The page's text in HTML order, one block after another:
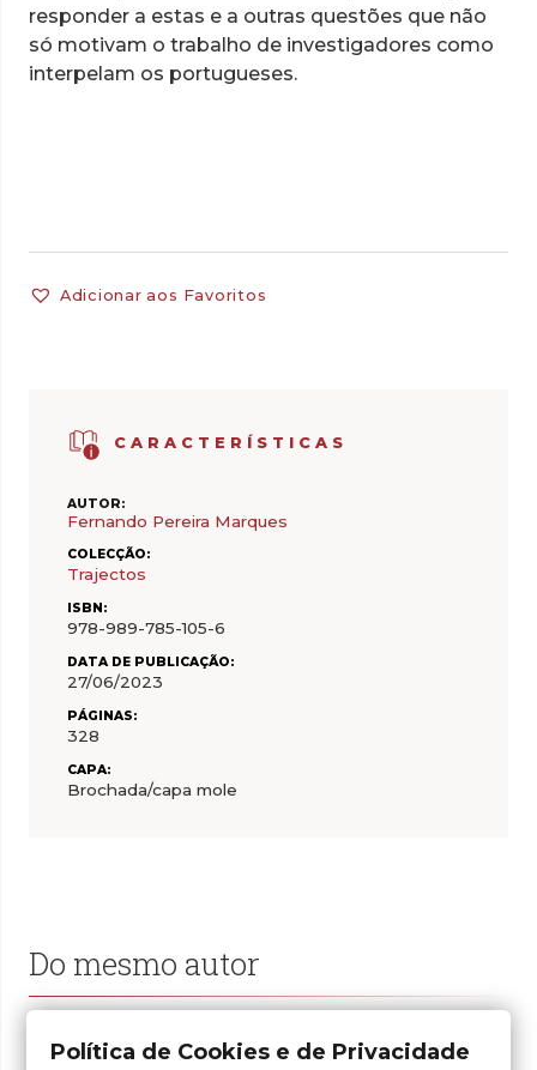
CARACTERÍSTICAS
AUTOR:
Fernando Pereira Marques
COLECÇÃO:
Trajectos
ISBN:
978-989-785-105-6
DATA DE PUBLICAÇÃO:
27/06/2023
PÁGINAS:
328
CAPA:
Brochada/capa mole
responder a estas e a outras questões que não
só motivam o trabalho de investigadores como
interpelam os portugueses.
Adicionar aos Favoritos
Do mesmo autor
Política de Cookies e de Privacidade